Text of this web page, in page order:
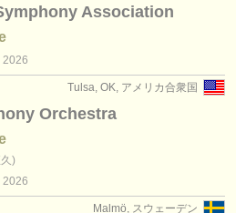
Association
2026
Tulsa, OK, アメリカ合衆国
Orchestra
)
2026
Malmö, スウェーデン